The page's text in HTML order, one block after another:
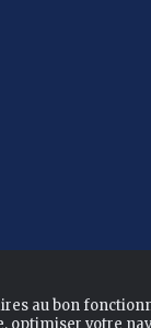
au bon
votre